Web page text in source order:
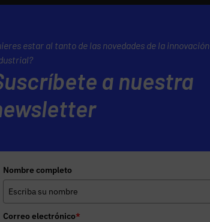
estar al tanto de las novedades de la innovación
a nuestra
Nombre completo
Correo electrónico*